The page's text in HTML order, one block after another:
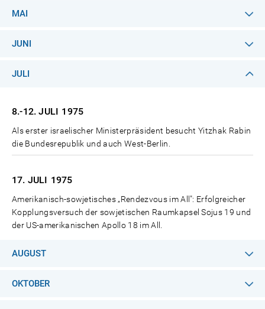
MAI
JUNI
JULI
8.-12. JULI 1975
Als erster israelischer Ministerpräsident besucht Yitzhak Rabin
die Bundesrepublik und auch West-Berlin.
17. JULI 1975
Amerikanisch-sowjetisches „Rendezvous im All": Erfolgreicher
Kopplungsversuch der sowjetischen Raumkapsel Sojus 19 und
der US-amerikanischen Apollo 18 im All.
AUGUST
OKTOBER